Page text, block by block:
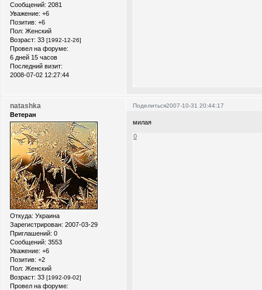
Сообщений: 2081
Уважение: +6
Позитив: +6
Пол: Женский
Возраст: 33 [1992-12-26]
Провел на форуме:
6 дней 15 часов
Последний визит:
2008-07-02 12:27:44
Поделиться2007-10-31 20:44:17
natashka
Ветеран
Откуда: Украина
Зарегистрирован: 2007-03-29
Приглашений: 0
Сообщений: 3553
Уважение: +6
Позитив: +2
Пол: Женский
Возраст: 33 [1992-09-02]
Провел на форуме:
милая
0